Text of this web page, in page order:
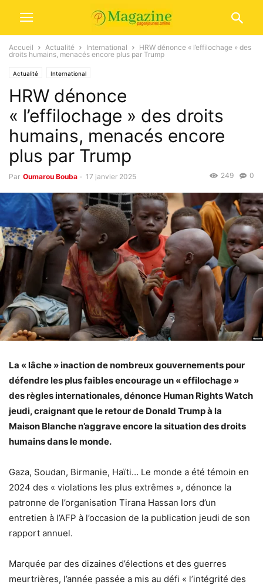
Accueil Actualité International
HRW dénonce « l’effilochage » des
droits humains, menacés encore plus par Trump
Actualité International
HRW dénonce
« l’effilochage » des droits
humains, menacés encore
plus par Trump
Par Oumarou Bouba - 17 janvier 2025 0
249
La « lâche » inaction de nombreux gouvernements pour
défendre les plus faibles encourage un « effilochage »
des règles internationales, dénonce Human Rights Watch
jeudi, craignant que le retour de Donald Trump à la
Maison Blanche n’aggrave encore la situation des droits
humains dans le monde.
Gaza, Soudan, Birmanie, Haïti… Le monde a été témoin en
2024 des « violations les plus extrêmes », dénonce la
patronne de l’organisation Tirana Hassan lors d’un
entretien à l’AFP à l’occasion de la publication jeudi de son
rapport annuel.
Marquée par des dizaines d’élections et des guerres
meurtrières, l’année passée a mis au défi « l’intégrité des